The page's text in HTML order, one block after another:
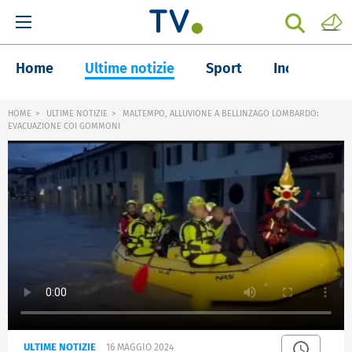
Home Ultime notizie Sport Inchieste
HOME ULTIME NOTIZIE
MALTEMPO, ALLUVIONE A BELLINZAGO LOMBARDO:
EVACUAZIONE COI GOMMONI
ULTIME NOTIZIE 16 MAGGIO 2024